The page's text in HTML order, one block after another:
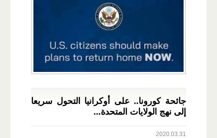
جائحة كورونا.. على أوكرانيا التحول سريعا
إلى نهج الولايات المتحدة...
2020.03.31